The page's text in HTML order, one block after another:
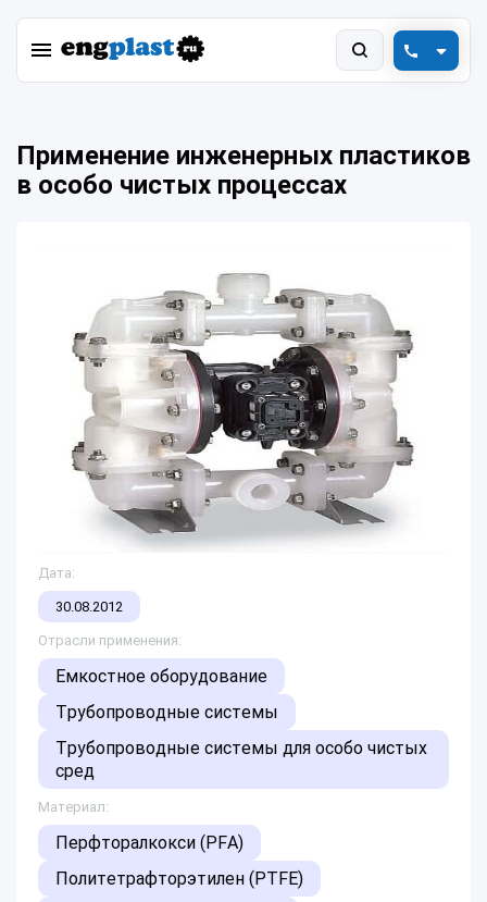
engplast@vink.ru
Применение инженерных пластиков
в особо чистых процессах
Дата:
30.08.2012
Отрасли применения:
Емкостное оборудование
Трубопроводные системы
Трубопроводные системы для особо чистых
сред
Материал:
Перфторалкокси (PFA)
Политетрафторэтилен (PTFE)